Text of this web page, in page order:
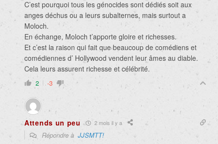
C’est pourquoi tous les génocides sont dédiés soit aux
anges déchus ou a leurs subalternes, mais surtout a
Moloch.
En échange, Moloch t’apporte gloire et richesses.
Et c’est la raison qui fait que beaucoup de comédiens et
comédiennes d’ Hollywood vendent leur âmes au diable.
Cela leurs assurent richesse et célébrité.
2 -3
Attends un peu 2 mois il y a
Répondre à JJSMTT!